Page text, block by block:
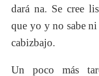
dará na. Se cree
que yo y no sabe
cabizbajo.
Un poco más